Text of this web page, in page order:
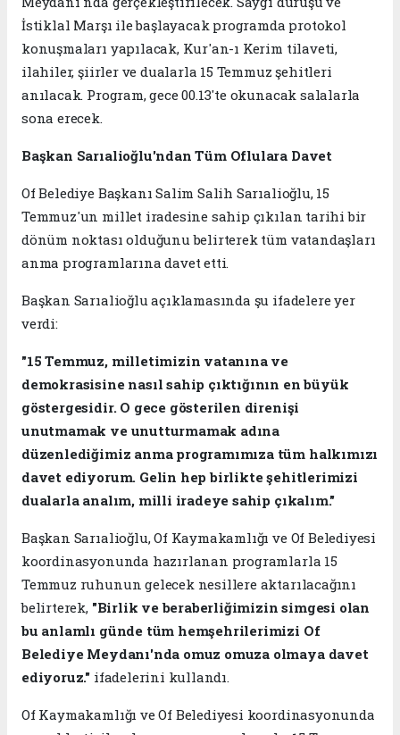
İstiklal Marşı ile başlayacak programda protokol
konuşmaları yapılacak, Kur'an-ı Kerim tilaveti,
ilahiler, şiirler ve dualarla 15 Temmuz şehitleri
anılacak. Program, gece 00.13'te okunacak salalarla
sona erecek.
Başkan Sarıalioğlu'ndan Tüm Oflulara Davet
Of Belediye Başkanı Salim Salih Sarıalioğlu, 15
Temmuz'un millet iradesine sahip çıkılan tarihi bir
dönüm noktası olduğunu belirterek tüm vatandaşları
anma programlarına davet etti.
Başkan Sarıalioğlu açıklamasında şu ifadelere yer
verdi:
"15 Temmuz, milletimizin vatanına ve
demokrasisine nasıl sahip çıktığının en büyük
göstergesidir. O gece gösterilen direnişi
unutmamak ve unutturmamak adına
düzenlediğimiz anma programımıza tüm halkımızı
davet ediyorum. Gelin hep birlikte şehitlerimizi
dualarla analım, milli iradeye sahip çıkalım."
Başkan Sarıalioğlu, Of Kaymakamlığı ve Of Belediyesi
koordinasyonunda hazırlanan programlarla 15
Temmuz ruhunun gelecek nesillere aktarılacağını
belirterek, "Birlik ve beraberliğimizin simgesi olan
bu anlamlı günde tüm hemşehrilerimizi Of
Belediye Meydanı'nda omuz omuza olmaya davet
ediyoruz." ifadelerini kullandı.
Of Kaymakamlığı ve Of Belediyesi koordinasyonunda